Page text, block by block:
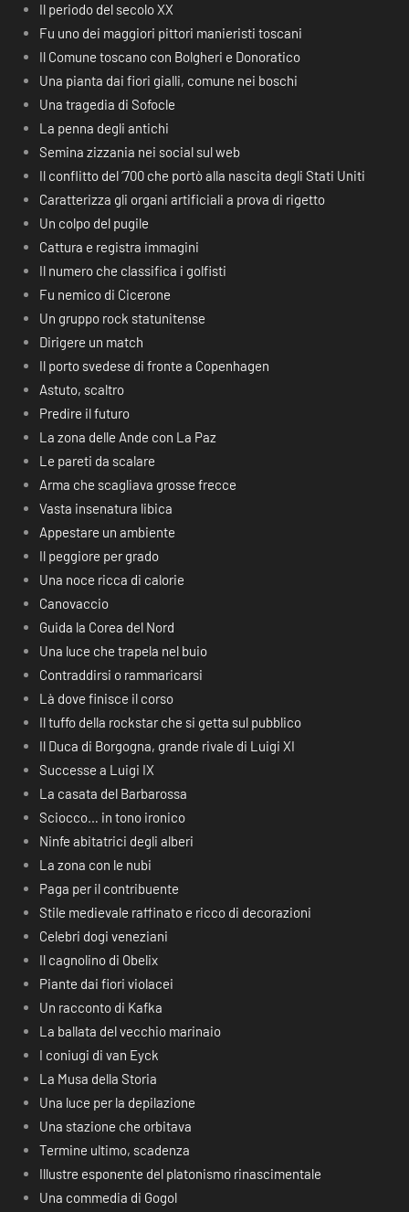
Il periodo del secolo XX
Fu uno dei maggiori pittori manieristi toscani
Il Comune toscano con Bolgheri e Donoratico
Una pianta dai fiori gialli, comune nei boschi
Una tragedia di Sofocle
La penna degli antichi
Semina zizzania nei social sul web
Il conflitto del ‘700 che portò alla nascita degli Stati Uniti
Caratterizza gli organi artificiali a prova di rigetto
Un colpo del pugile
Cattura e registra immagini
Il numero che classifica i golfisti
Fu nemico di Cicerone
Un gruppo rock statunitense
Dirigere un match
Il porto svedese di fronte a Copenhagen
Astuto, scaltro
Predire il futuro
La zona delle Ande con La Paz
Le pareti da scalare
Arma che scagliava grosse frecce
Vasta insenatura libica
Appestare un ambiente
Il peggiore per grado
Una noce ricca di calorie
Canovaccio
Guida la Corea del Nord
Una luce che trapela nel buio
Contraddirsi o rammaricarsi
Là dove finisce il corso
Il tuffo della rockstar che si getta sul pubblico
Il Duca di Borgogna, grande rivale di Luigi XI
Successe a Luigi IX
La casata del Barbarossa
Sciocco… in tono ironico
Ninfe abitatrici degli alberi
La zona con le nubi
Paga per il contribuente
Stile medievale raffinato e ricco di decorazioni
Celebri dogi veneziani
Il cagnolino di Obelix
Piante dai fiori violacei
Un racconto di Kafka
La ballata del vecchio marinaio
I coniugi di van Eyck
La Musa della Storia
Una luce per la depilazione
Una stazione che orbitava
Termine ultimo, scadenza
Illustre esponente del platonismo rinascimentale
Una commedia di Gogol